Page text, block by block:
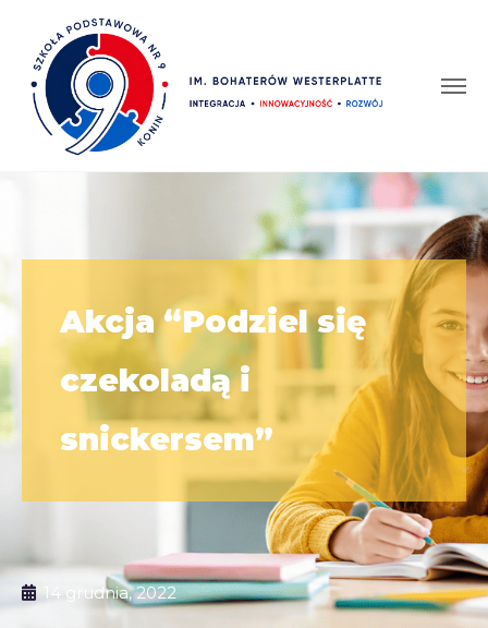
Akcja “Podziel się
czekoladą i
snickersem”
14 grudnia, 2022